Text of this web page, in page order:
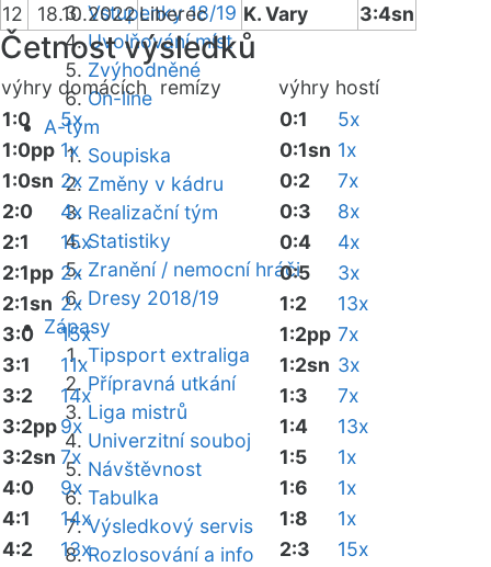
Vstupenky 18/19
Uvolňování míst
Zvýhodněné
On-line
A-tým
Soupiska
Změny v kádru
Realizační tým
Statistiky
Zranění / nemocní hráči
Dresy 2018/19
Zápasy
Tipsport extraliga
Přípravná utkání
Liga mistrů
Univerzitní souboj
Návštěvnost
Tabulka
Výsledkový servis
Rozlosování a info
12
18.10.2022Liberec K. Vary 3:4sn
Četnost výsledků
výhry domácích remízy výhry hostí
1:0
5x
1:0pp 1x
1:0sn 2x
2:0
4x
2:1
15x
2:1pp 2x
2:1sn 2x
3:0
15x
3:1
11x
3:2
14x
3:2pp9x
3:2sn 7x
4:0
9x
4:1
14x
4:2
13x
0:1
5x
0:1sn 1x
0:2
7x
0:3
8x
0:4
4x
0:5
3x
1:2
13x
1:2pp 7x
1:2sn 3x
1:3
7x
1:4
13x
1:5
1x
1:6
1x
1:8
1x
2:3
15x